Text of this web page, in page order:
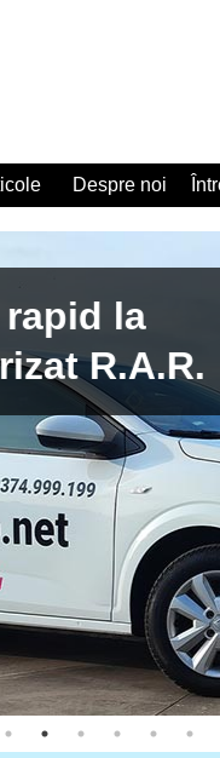
Despre noi